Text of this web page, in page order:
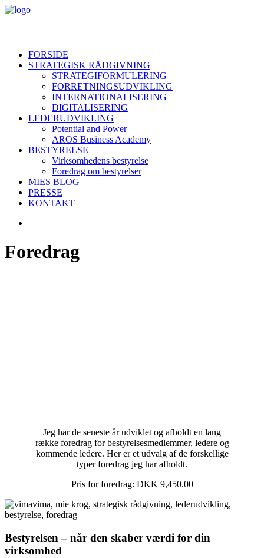
FORSIDE
STRATEGISK RÅDGIVNING
STRATEGIFORMULERING
FORRETNINGSUDVIKLING
INTERNATIONALISERING
DIGITALISERING
LEDERUDVIKLING
Potential and Power
AROS Business Academy
BESTYRELSE
Virksomhedens bestyrelse
Foredrag om bestyrelser
MIES BLOG
PRESSE
KONTAKT
Foredrag
Jeg har de seneste år udviklet og afholdt en lang
række foredrag for bestyrelsesmedlemmer, ledere og
kommende ledere. Her er et udvalg af de forskellige
typer foredrag jeg har afholdt.
Pris for foredrag: DKK 9,450.00
Bestyrelsen – når den skaber værdi for din
virksomhed